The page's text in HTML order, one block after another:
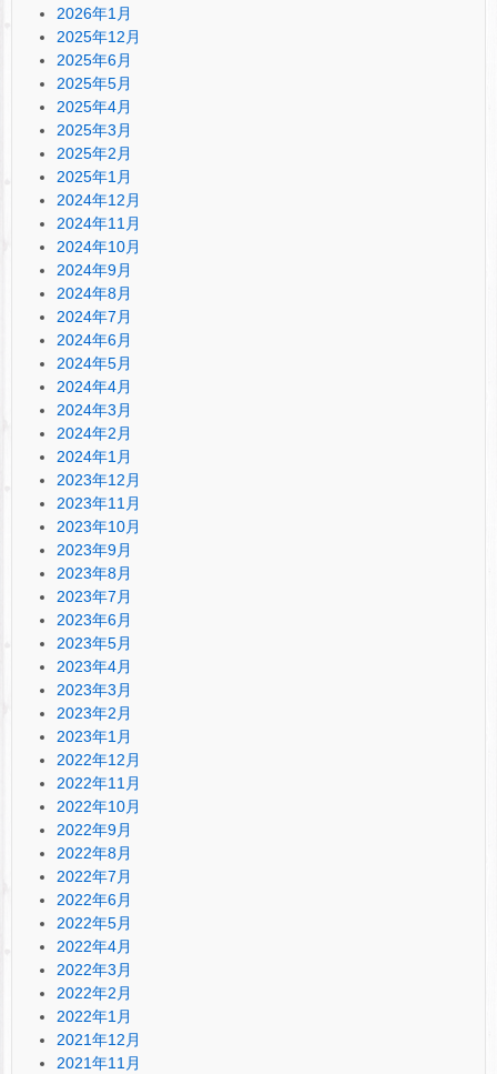
2026年1月
2025年12月
2025年6月
2025年5月
2025年4月
2025年3月
2025年2月
2025年1月
2024年12月
2024年11月
2024年10月
2024年9月
2024年8月
2024年7月
2024年6月
2024年5月
2024年4月
2024年3月
2024年2月
2024年1月
2023年12月
2023年11月
2023年10月
2023年9月
2023年8月
2023年7月
2023年6月
2023年5月
2023年4月
2023年3月
2023年2月
2023年1月
2022年12月
2022年11月
2022年10月
2022年9月
2022年8月
2022年7月
2022年6月
2022年5月
2022年4月
2022年3月
2022年2月
2022年1月
2021年12月
2021年11月